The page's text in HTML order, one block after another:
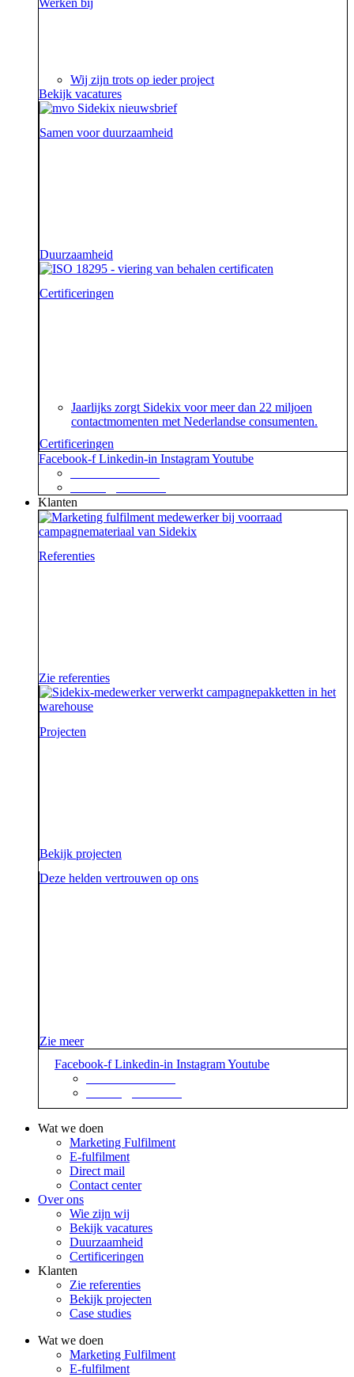
Wij zijn trots op ieder project
Bekijk vacatures
Samen voor duurzaamheid
Duurzaamheid
Certificeringen
Jaarlijks zorgt Sidekix voor meer dan 22 miljoen
contactmomenten met Nederlandse consumenten.
Certificeringen
Facebook-f Linkedin-in InstagramYoutube
Klanten
Referenties
Zie referenties
Projecten
Bekijk projecten
Deze helden vertrouwen op ons
Zie meer
Facebook-f Linkedin-in InstagramYoutube
Wat we doen
Marketing Fulfilment
E-fulfilment
Direct mail
Contact center
Over ons
Wie zijn wij
Bekijk vacatures
Duurzaamheid
Certificeringen
Klanten
Zie referenties
Bekijk projecten
Case studies
Wat we doen
Marketing Fulfilment
E-fulfilment